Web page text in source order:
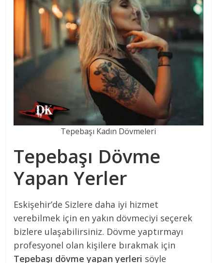
Tepebaşı Kadın Dövmeleri
Tepebaşı Dövme
Yapan Yerler
Eskişehir’de Sizlere daha iyi hizmet
verebilmek için en yakın dövmeciyi seçerek
bizlere ulaşabilirsiniz. Dövme yaptırmayı
profesyonel olan kişilere bırakmak için
Tepebaşı dövme yapan yerleri söyle